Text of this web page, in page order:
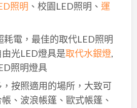
照明 、校園LED照明、 運
耗電，最佳的取代LED照明
光LED燈具是取代水銀燈,
照明燈具
按照適用的場所，大致可
、波浪帳篷、歐式帳篷、